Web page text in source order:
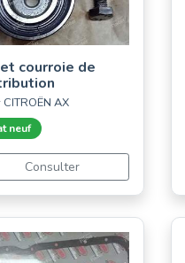
courroie de
AX
neuf
Consulter